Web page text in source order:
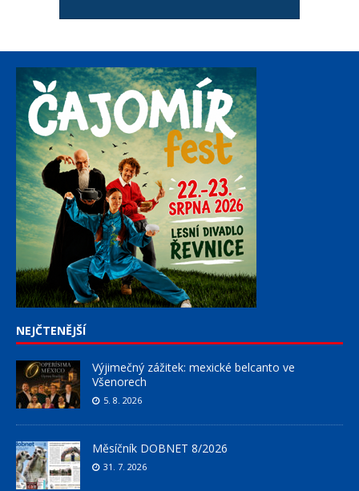
NEJČTENĚJŠÍ
Výjimečný zážitek: mexické belcanto ve
Všenorech
5. 8. 2026
Měsíčník DOBNET 8/2026
31. 7. 2026